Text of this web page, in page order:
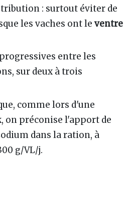
: surtout éviter de
les vaches ont leventre
entre les
sur deux à trois
comme lors d'une
on préconise l'apport de
dans la ration, à
g/VL/j.